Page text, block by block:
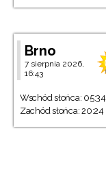
Brno
7 sierpnia 2026,
16:43
Wschód słońca: 05:34
Zachód słońca: 20:24